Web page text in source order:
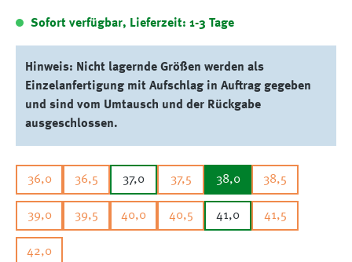
Sofort verfügbar, Lieferzeit: 1-3 Tage
Hinweis: Nicht lagernde Größen werden als
Einzelanfertigung mit Aufschlag in Auftrag gegeben
und sind vom Umtausch und der Rückgabe
ausgeschlossen.
36,0 36,5 37,0 37,5 38,0 38,5
39,0 39,5 40,0 40,5 41,0 41,5
42,0